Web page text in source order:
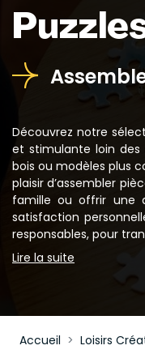
Découvrez notre
et stimulante loin des
bois ou modèles plus
plaisir d’assembler
famille ou offrir une
satisfaction
responsables, pour
Lire la suite
Accueil Loisirs